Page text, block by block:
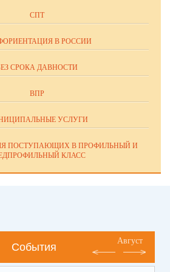
СПТ
В РОССИИ
СРОКА ДАВНОСТИ
ВПР
УСЛУГИ
ПОСТУПАЮЩИХ В ПРОФИЛЬНЫЙ И
КЛАСС
События
Август